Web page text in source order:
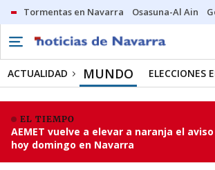
Tormentas en Navarra Osasuna-Al Ain
ACTUALIDAD MUNDO ELECCIONES
EL TIEMPO
AEMET vuelve a elevar a naranja el
hoy domingo en Navarra